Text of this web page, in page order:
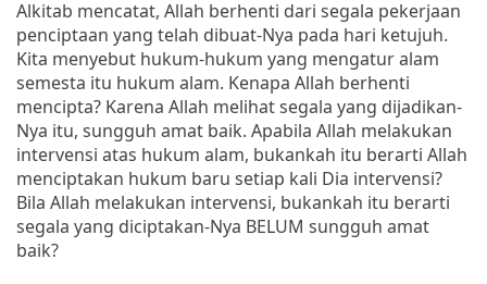
Alkitab mencatat, Allah berhenti dari segala pekerjaan
penciptaan yang telah dibuat-Nya pada hari ketujuh.
Kita menyebut hukum-hukum yang mengatur alam
semesta itu hukum alam. Kenapa Allah berhenti
mencipta? Karena Allah melihat segala yang dijadikan-
Nya itu, sungguh amat baik. Apabila Allah melakukan
intervensi atas hukum alam, bukankah itu berarti Allah
menciptakan hukum baru setiap kali Dia intervensi?
Bila Allah melakukan intervensi, bukankah itu berarti
segala yang diciptakan-Nya BELUM sungguh amat
baik?